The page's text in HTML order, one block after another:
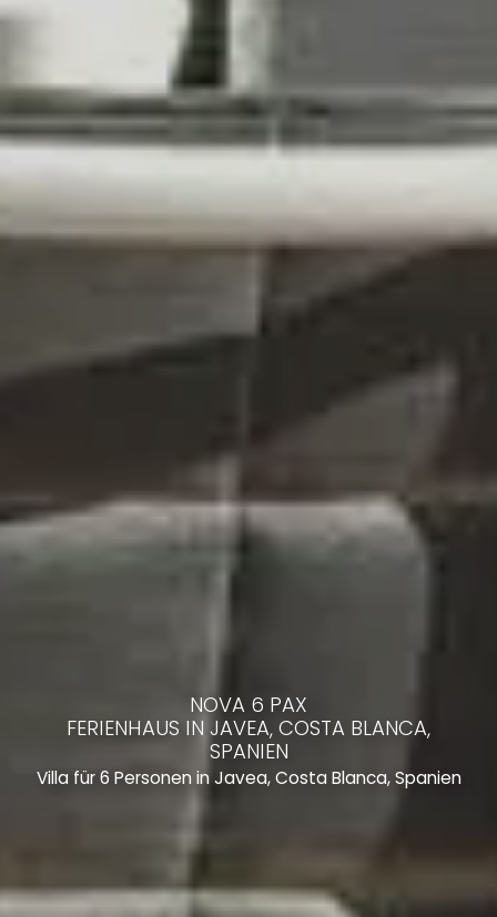
NOVA 6 PAX
FERIENHAUS IN JAVEA, COSTA BLANCA,
SPANIEN
Villa für 6 Personen in Javea, Costa Blanca, Spanien